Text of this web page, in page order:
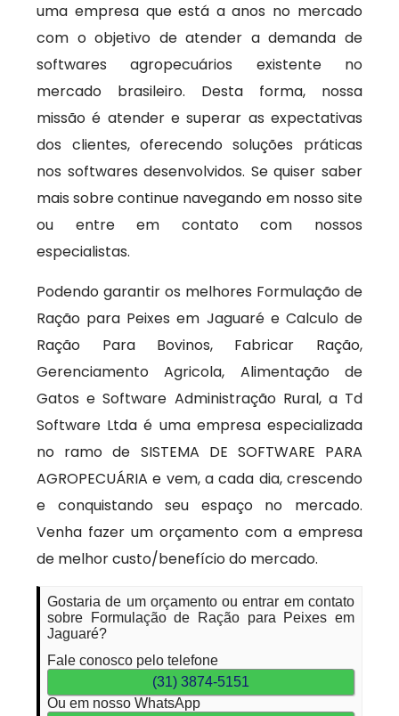
uma empresa que está a anos no mercado
com o objetivo de atender a demanda de
softwares agropecuários existente no
mercado brasileiro. Desta forma, nossa
missão é atender e superar as expectativas
dos clientes, oferecendo soluções práticas
nos softwares desenvolvidos. Se quiser saber
mais sobre continue navegando em nosso site
ou entre em contato com nossos
especialistas.
Podendo garantir os melhores Formulação de
Ração para Peixes em Jaguaré e Calculo de
Ração Para Bovinos, Fabricar Ração,
Gerenciamento Agricola, Alimentação de
Gatos e Software Administração Rural, a Td
Software Ltda é uma empresa especializada
no ramo de SISTEMA DE SOFTWARE PARA
AGROPECUÁRIA e vem, a cada dia, crescendo
e conquistando seu espaço no mercado.
Venha fazer um orçamento com a empresa
de melhor custo/benefício do mercado.
Gostaria de um orçamento ou entrar em contato
sobre Formulação de Ração para Peixes em
Jaguaré?
Fale conosco pelo telefone
(31) 3874-5151
Ou em nosso WhatsApp